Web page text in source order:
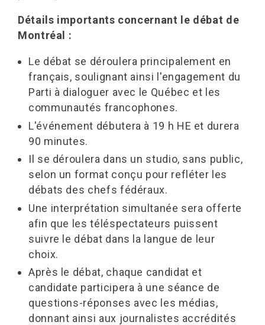
Détails importants concernant le débat de
Montréal :
Le débat se déroulera principalement en
français, soulignant ainsi l'engagement du
Parti à dialoguer avec le Québec et les
communautés francophones.
L'événement débutera à 19 h HE et durera
90 minutes.
Il se déroulera dans un studio, sans public,
selon un format conçu pour refléter les
débats des chefs fédéraux.
Une interprétation simultanée sera offerte
afin que les téléspectateurs puissent
suivre le débat dans la langue de leur
choix.
Après le débat, chaque candidat et
candidate participera à une séance de
questions-réponses avec les médias,
donnant ainsi aux journalistes accrédités